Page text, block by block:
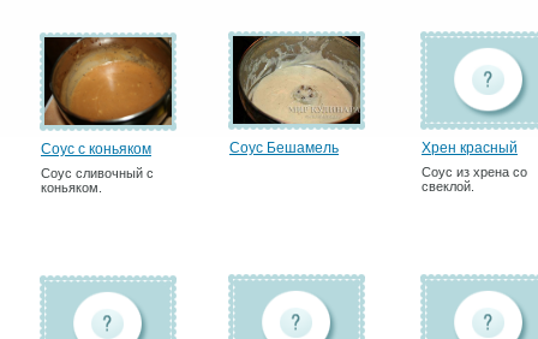
Соус с коньяком
Соус сливочный с
коньяком.
Соус Бешамель Хрен красный
Соус из хрена со
свеклой.